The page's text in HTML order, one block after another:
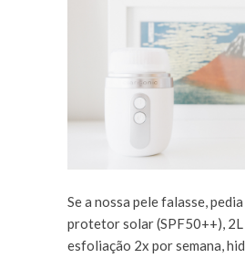
Se a nossa pele falasse, pedia
protetor solar (SPF50++), 2L
esfoliação 2x por semana,